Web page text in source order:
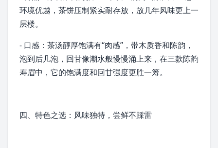
环境优越，茶饼压制紧实耐存放，放几年风味更上一
层楼。
- 口感：茶汤醇厚饱满有“肉感”，带木质香和陈韵，
泡到后几泡，回甘像潮水般慢慢涌上来，在三款陈韵
寿眉中，它的饱满度和回甘强度更胜一筹。
四、特色之选：风味独特，尝鲜不踩雷